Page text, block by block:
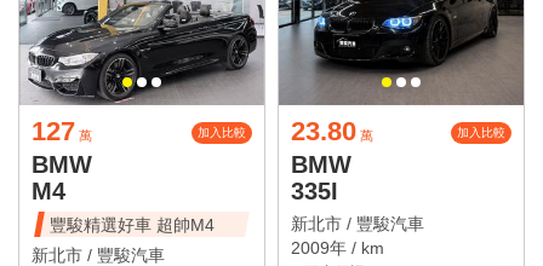
127 萬 加入比較
BMW
M4
豐駿精選好車 超帥M4
新北市 / 豐駿汽車
23.80 萬 加入比較
BMW
335I
新北市 / 豐駿汽車
2009年 / km